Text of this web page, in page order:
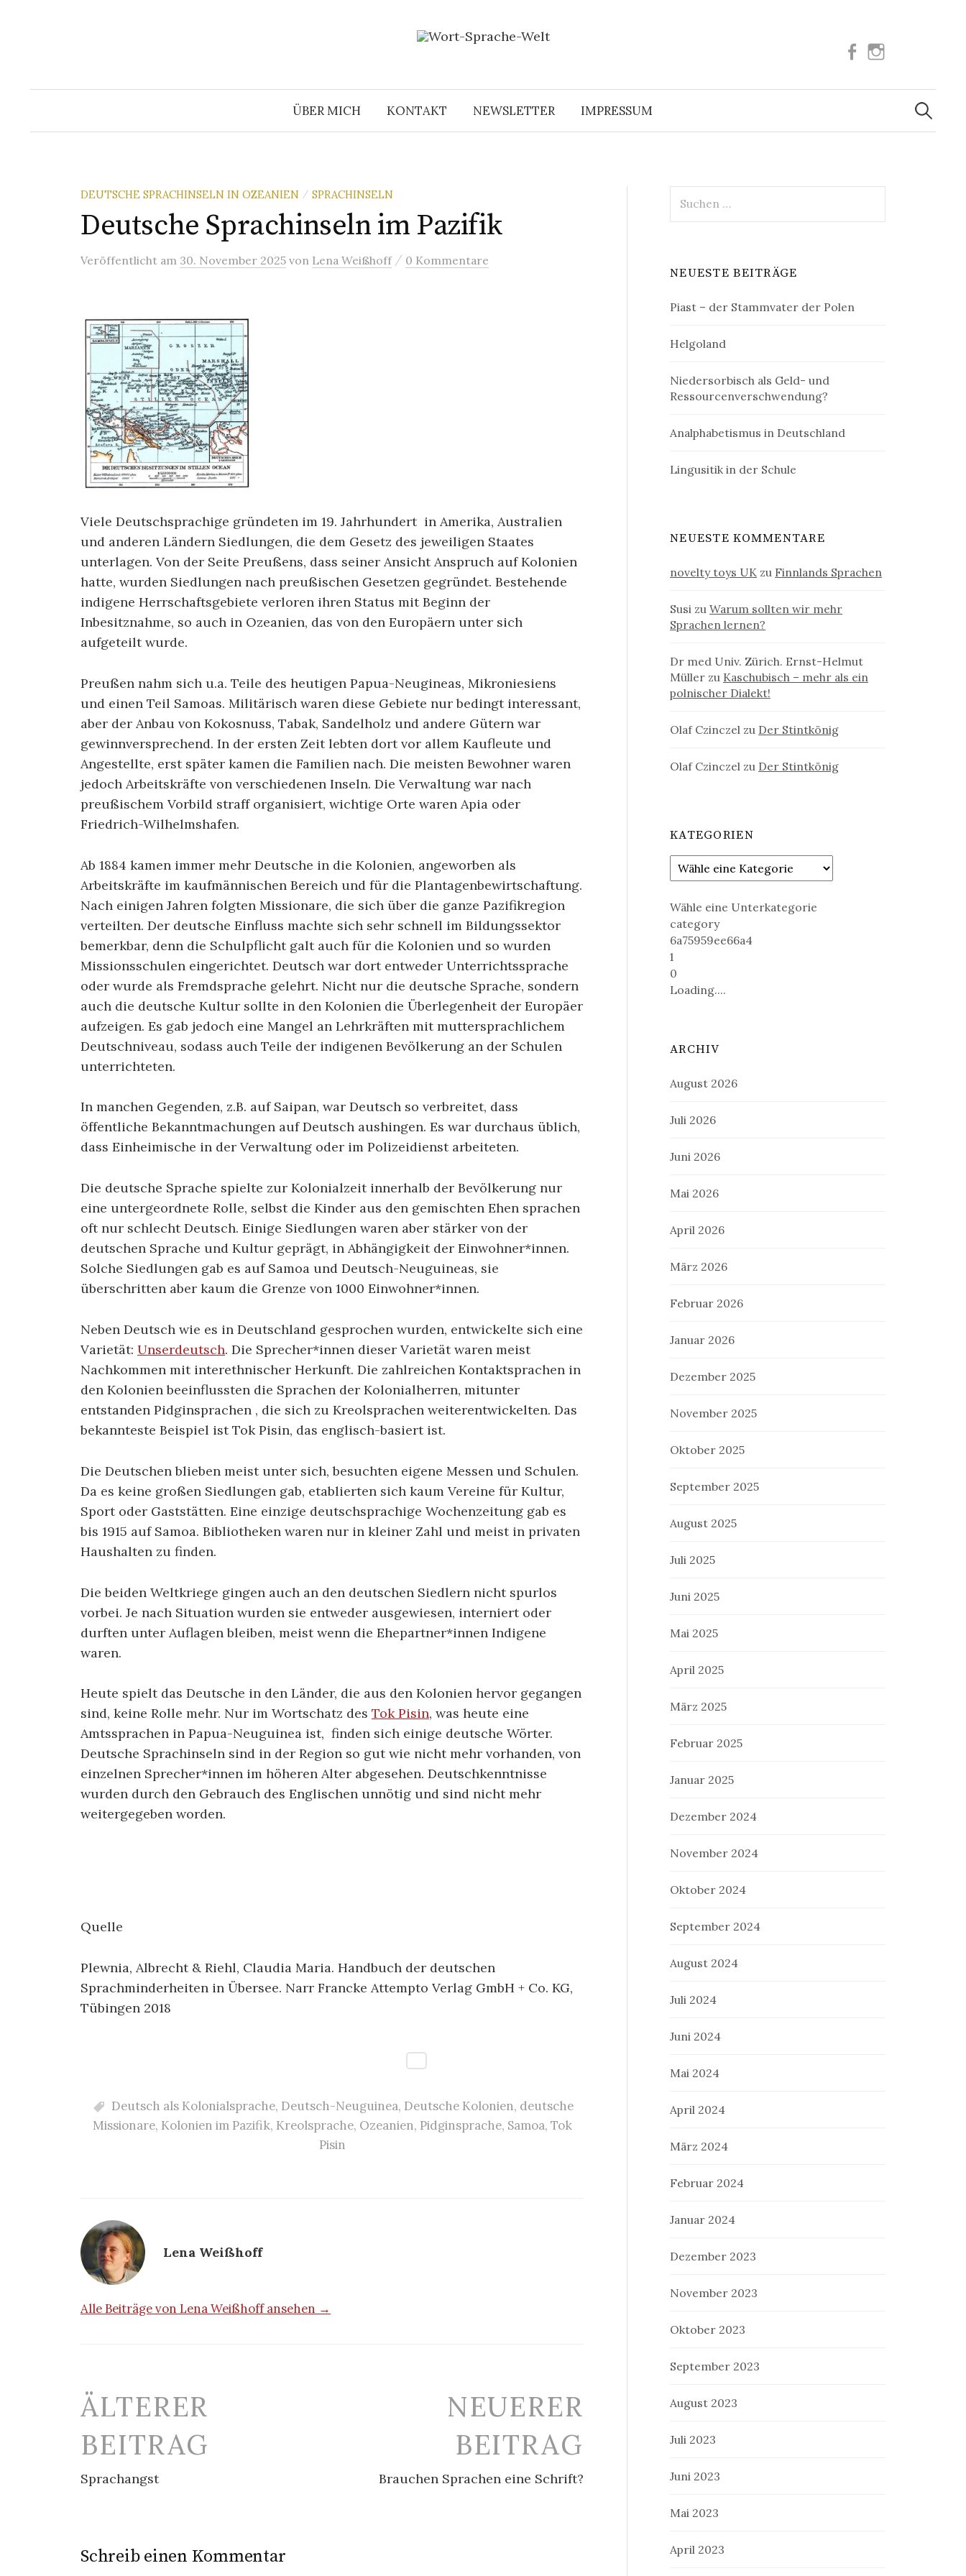
Facebook
ÜBER MICH KONTAKT NEWSLETTER IMPRESSUM
Suchen
nach:
DEUTSCHE SPRACHINSELN IN OZEANIEN / SPRACHINSELN
Deutsche Sprachinseln im Pazifik
Veröffentlicht am 30. November 2025 von Lena Weißhoff / 0 Kommentare
Viele Deutschsprachige gründeten im 19. Jahrhundert in Amerika, Australien
und anderen Ländern Siedlungen, die dem Gesetz des jeweiligen Staates
unterlagen. Von der Seite Preußens, dass seiner Ansicht Anspruch auf Kolonien
hatte, wurden Siedlungen nach preußischen Gesetzen gegründet. Bestehende
indigene Herrschaftsgebiete verloren ihren Status mit Beginn der
Inbesitznahme, so auch in Ozeanien, das von den Europäern unter sich
aufgeteilt wurde.
Preußen nahm sich u.a. Teile des heutigen Papua-Neugineas, Mikroniesiens
und einen Teil Samoas. Militärisch waren diese Gebiete nur bedingt interessant,
aber der Anbau von Kokosnuss, Tabak, Sandelholz und andere Gütern war
gewinnversprechend. In der ersten Zeit lebten dort vor allem Kaufleute und
Angestellte, erst später kamen die Familien nach. Die meisten Bewohner waren
jedoch Arbeitskräfte von verschiedenen Inseln. Die Verwaltung war nach
preußischem Vorbild straff organisiert, wichtige Orte waren Apia oder
Friedrich-Wilhelmshafen.
Ab 1884 kamen immer mehr Deutsche in die Kolonien, angeworben als
Arbeitskräfte im kaufmännischen Bereich und für die Plantagenbewirtschaftung.
Nach einigen Jahren folgten Missionare, die sich über die ganze Pazifikregion
verteilten. Der deutsche Einfluss machte sich sehr schnell im Bildungssektor
bemerkbar, denn die Schulpflicht galt auch für die Kolonien und so wurden
Missionsschulen eingerichtet. Deutsch war dort entweder Unterrichtssprache
oder wurde als Fremdsprache gelehrt. Nicht nur die deutsche Sprache, sondern
auch die deutsche Kultur sollte in den Kolonien die Überlegenheit der Europäer
aufzeigen. Es gab jedoch eine Mangel an Lehrkräften mit muttersprachlichem
Deutschniveau, sodass auch Teile der indigenen Bevölkerung an der Schulen
unterrichteten.
In manchen Gegenden, z.B. auf Saipan, war Deutsch so verbreitet, dass
öffentliche Bekanntmachungen auf Deutsch aushingen. Es war durchaus üblich,
dass Einheimische in der Verwaltung oder im Polizeidienst arbeiteten.
Die deutsche Sprache spielte zur Kolonialzeit innerhalb der Bevölkerung nur
eine untergeordnete Rolle, selbst die Kinder aus den gemischten Ehen sprachen
oft nur schlecht Deutsch. Einige Siedlungen waren aber stärker von der
deutschen Sprache und Kultur geprägt, in Abhängigkeit der Einwohner*innen.
Solche Siedlungen gab es auf Samoa und Deutsch-Neuguineas, sie
überschritten aber kaum die Grenze von 1000 Einwohner*innen.
Neben Deutsch wie es in Deutschland gesprochen wurden, entwickelte sich eine
Varietät: Unserdeutsch. Die Sprecher*innen dieser Varietät waren meist
Nachkommen mit interethnischer Herkunft. Die zahlreichen Kontaktsprachen in
den Kolonien beeinflussten die Sprachen der Kolonialherren, mitunter
entstanden Pidginsprachen , die sich zu Kreolsprachen weiterentwickelten. Das
bekannteste Beispiel ist Tok Pisin, das englisch-basiert ist.
Die Deutschen blieben meist unter sich, besuchten eigene Messen und Schulen.
Da es keine großen Siedlungen gab, etablierten sich kaum Vereine für Kultur,
Sport oder Gaststätten. Eine einzige deutschsprachige Wochenzeitung gab es
bis 1915 auf Samoa. Bibliotheken waren nur in kleiner Zahl und meist in privaten
Haushalten zu finden.
Die beiden Weltkriege gingen auch an den deutschen Siedlern nicht spurlos
vorbei. Je nach Situation wurden sie entweder ausgewiesen, interniert oder
durften unter Auflagen bleiben, meist wenn die Ehepartner*innen Indigene
waren.
Heute spielt das Deutsche in den Länder, die aus den Kolonien hervor gegangen
sind, keine Rolle mehr. Nur im Wortschatz des Tok Pisin, was heute eine
Amtssprachen in Papua-Neuguinea ist, finden sich einige deutsche Wörter.
Deutsche Sprachinseln sind in der Region so gut wie nicht mehr vorhanden, von
einzelnen Sprecher*innen im höheren Alter abgesehen. Deutschkenntnisse
wurden durch den Gebrauch des Englischen unnötig und sind nicht mehr
weitergegeben worden.
Quelle
Plewnia, Albrecht & Riehl, Claudia Maria. Handbuch der deutschen
Sprachminderheiten in Übersee. Narr Francke Attempto Verlag GmbH + Co. KG,
Tübingen 2018
Deutsch als Kolonialsprache, Deutsch-Neuguinea, Deutsche Kolonien, deutsche
Missionare, Kolonien im Pazifik, Kreolsprache, Ozeanien, Pidginsprache, Samoa, Tok
Pisin
Lena Weißhoff
Alle Beiträge von Lena Weißhoff ansehen →
Beitrags-
Navigation
ÄLTERER
BEITRAG
Sprachangst
NEUERER
BEITRAG
Brauchen Sprachen eine Schrift?
Schreib einen Kommentar
nach:
NEUESTE BEITRÄGE
Piast – der Stammvater der Polen
Helgoland
Niedersorbisch als Geld- und
Ressourcenverschwendung?
Analphabetismus in Deutschland
Lingusitik in der Schule
NEUESTE KOMMENTARE
novelty toys UK zu Finnlands Sprachen
Susi zuWarum sollten wir mehr
Sprachen lernen?
Dr med Univ. Zürich. Ernst-Helmut
Müller zu Kaschubisch – mehr als ein
polnischer Dialekt!
Olaf Czinczel zu Der Stintkönig
Olaf Czinczel zu Der Stintkönig
KATEGORIEN
Wähle eine Unterkategorie
category
6a75959ee66a4
1
0
Loading....
ARCHIV
August 2026
Juli 2026
Juni 2026
Mai 2026
April 2026
März 2026
Februar 2026
Januar 2026
Dezember 2025
November 2025
Oktober 2025
September 2025
August 2025
Juli 2025
Juni 2025
Mai 2025
April 2025
März 2025
Februar 2025
Januar 2025
Dezember 2024
November 2024
Oktober 2024
September 2024
August 2024
Juli 2024
Juni 2024
Mai 2024
April 2024
März 2024
Februar 2024
Januar 2024
Dezember 2023
November 2023
Oktober 2023
September 2023
August 2023
Juli 2023
Juni 2023
Mai 2023
April 2023